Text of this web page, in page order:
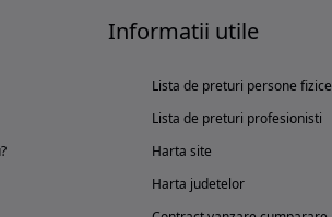
Informatii utile
Lista de preturi persone fizice
Lista de preturi profesionisti
Harta site
Harta judetelor